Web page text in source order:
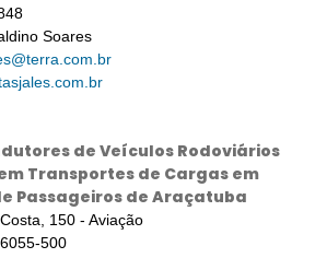
Soares
de Veículos Rodoviários
Transportes de Cargas em
Passageiros de Araçatuba
150 - Aviação
500